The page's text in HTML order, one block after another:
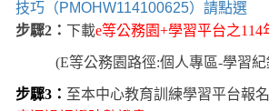
技巧（PMOHW114100625）請點選
步驟2： 下載e等公務園+學習平台之114
(E等公務園路徑:個人專區-學習紀
步驟3： 至本中心教育訓練學習平台報